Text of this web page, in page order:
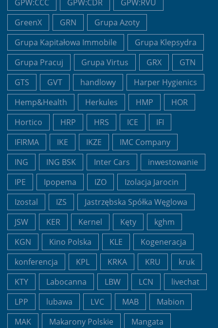
GPW:CCC GPW:CDR
GPW:RVU
GreenX
GRN
Grupa Azoty
Grupa Kapitałowa Immobile
Grupa Klepsydra
Grupa Pracuj
Grupa Virtus GRX
GTN
GTS
GVT handlowy
Harper Hygienics
Hemp&Health
Herkules HMP
HOR
Hortico
HRP HRS ICE
IFI
IFIRMA
IKE IKZE
IMC Company
ING
ING BSK Inter Cars
inwestowanie
IPE
Ipopema IZO
Izolacja Jarocin
Izostal
IZS
Jastrzębska Spółka Węglowa
JSW
KER Kernel Kęty
kghm
KGN
Kino Polska KLE
Kogeneracja
konferencja
KPL KRKA KRU
kruk
KTY
Labocanna LBW LCN
livechat
LPP
lubawa LVC MAB
Mabion
MAK
Makarony Polskie
Mangata